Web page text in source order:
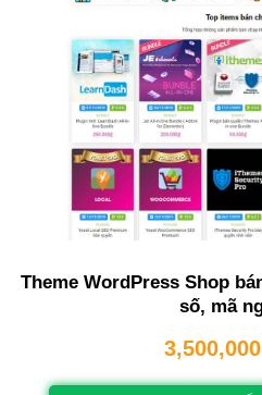
Theme WordPress Shop
số, mã
3,500,000